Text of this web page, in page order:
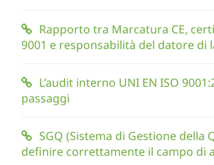
Rapporto tra Marcatura CE,
9001 e responsabilità del datore di
L’audit interno UNI EN ISO
passaggi
SGQ (Sistema di Gestione della
definire correttamente il campo di